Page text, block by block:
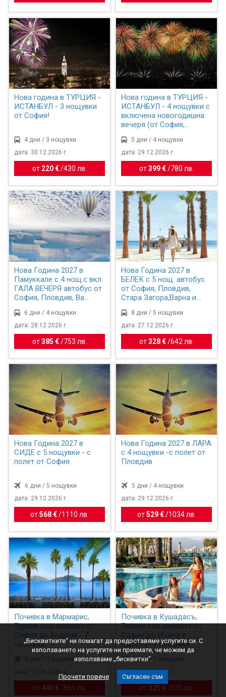
Нова година в ТУРЦИЯ -
ИСТАНБУЛ - 3 нощувки
от София!
4 дни / 3 нощувки
дата: 30.12.2026 г.
от 220 € /430 лв.
Нова година в ТУРЦИЯ -
ИСТАНБУЛ - 4 нощувки с
включена новогодишна
вечеря (от София,...
5 дни / 4 нощувки
дата: 29.12.2026 г.
от399 €/ 780 лв.
Нова Година 2027 в
Памуккале с 4 нощ.с вкл.
ГАЛА ВЕЧЕРЯ автобус от
София, Пловдив, Ва...
6 дни / 4 нощувки
дата: 28.12.2026 г.
от385 € / 753 лв.
Нова Година 2027 в
БЕЛЕК с 5 нощ. автобус
от София, Пловдив,
Стара Загора,Варна и
8 дни / 5 нощувки
дата: 27.12.2026 г.
от328 €/642 лв.
Нова Година 2027 в
СИДЕ с 5 нощувки - с
полет от София
6 дни / 5 нощувки
дата: 29.12.2026 г.
от568 € / 1110 лв.
Нова Година 2027 в ЛАРА
с 4 нощувки -с полет от
Пловдив
5 дни / 4 нощувки
дата: 29.12.2026 г.
от529 €/ 1034 лв.
Почивка в Мармарис,
Турция със самолет от
София до Бодрум - 7
нощувки
8 дни / 7 нощувки
от 440 € / 861 лв.
Почивка в Кушадасъ,
Турция със самолет от
София до Измир в
Събота- 7 нощувки
8 дни / 7 нощувки
дата: 29.08.2026 г.
от 325 € / 635 лв.
„Бисквитките“ ни помагат да предоставяме услугите си. С
използването на услугите ни приемате, че можем да
използваме „бисквитки“.
Прочети повече Съгласен съм